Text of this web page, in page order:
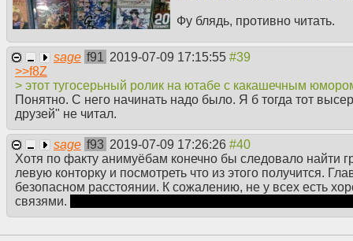
Фу блядь, противно читать.
sage f91 2019-07-09 17:15:55
>>f8Z
> этот тугосерьный ролик на ютабе с какашечным
Понятно. С него начинать надо было. Я б тогда тот
друзей" не читал.
sage f93 2019-07-09 17:26:26
Хотя по факту анимуёбам конечно бы следовало найти
левую конторку и посмотреть что из этого получится.
безопасном расстоянии. К сожалению, не у всех есть
связями.